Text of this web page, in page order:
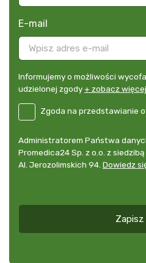
E-mail
Informujemy
o
wycofania
dowolnym
momencie
udzielonej
Informujemy o możliwości
udzielonej zgody+ zobacz więcej
DE
przedstawianie
Zgoda na przedstawianie
Administrator
danych
osobowych
Administratorem Państwa
Promedica24 Sp. z o.o. z
Al. Jerozolimskich 94. Dowiedz
Zapisz